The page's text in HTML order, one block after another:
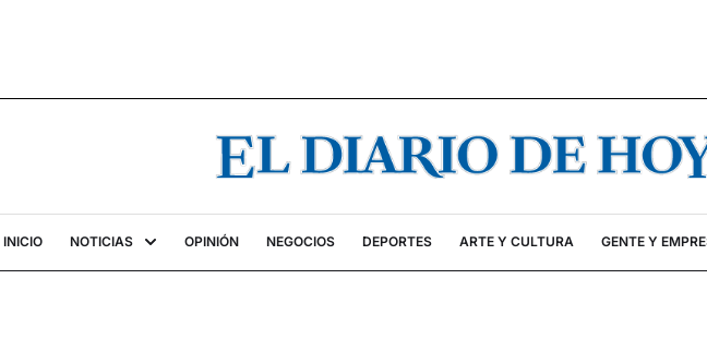
INICIO NOTICIAS OPINIÓN NEGOCIOS DEPORTES ARTE Y CULTURA GENTE Y